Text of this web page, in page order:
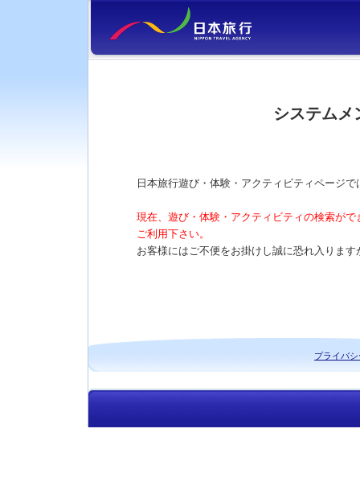
システムメ
日本旅行遊び・体験・アクティビティページ
現在、遊び・体験・アクティビティの検索が
ご利用下さい。
お客様にはご不便をお掛けし誠に恐れ入りま
プライバ